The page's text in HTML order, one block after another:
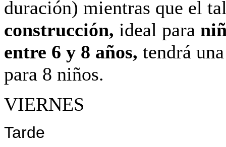
duración) mientras que el
construcción, ideal para
entre 6 y 8 años, tendrá
para 8 niños.
VIERNES
Tarde